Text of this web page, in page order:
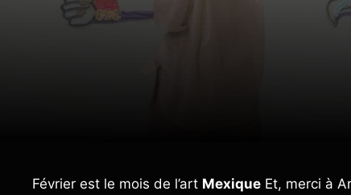
Février est le mois de l’art Mexique Et, merci à